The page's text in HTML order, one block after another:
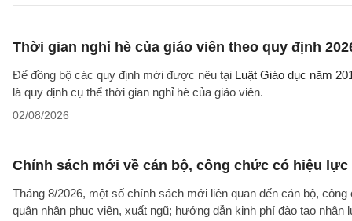
Thời gian nghỉ hè của giáo viên theo quy định
Để đồng bộ các quy định mới được nêu tại Luật Giáo dục năm
là quy định cụ thể thời gian nghỉ hè của giáo viên.
02/08/2026
Chính sách mới về cán bộ, công chức có hiệu lực
Tháng 8/2026, một số chính sách mới liên quan đến cán bộ,
quân nhân phục viên, xuất ngũ; hướng dẫn kinh phí đào tạo